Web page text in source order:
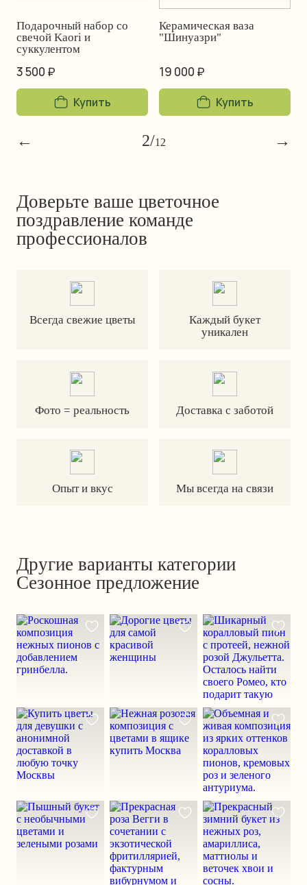
← 2/12 →
Подарочный набор со
свечой Kaori и
суккулентом
3 500 ₽
Купить
Керамическая ваза
"Шинуазри"
19 000 ₽
Купить
Доверьте ваше цветочное
поздравление команде
профессионалов
Всегда свежие цветы
Каждый букет
уникален
Фото = реальность Доставка с заботой
Опыт и вкус Мы всегда на связи
Другие варианты категории
Сезонное предложение